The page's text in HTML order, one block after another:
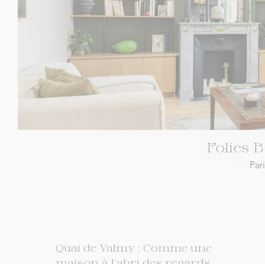
Folies
Quai de Valmy : Comme une